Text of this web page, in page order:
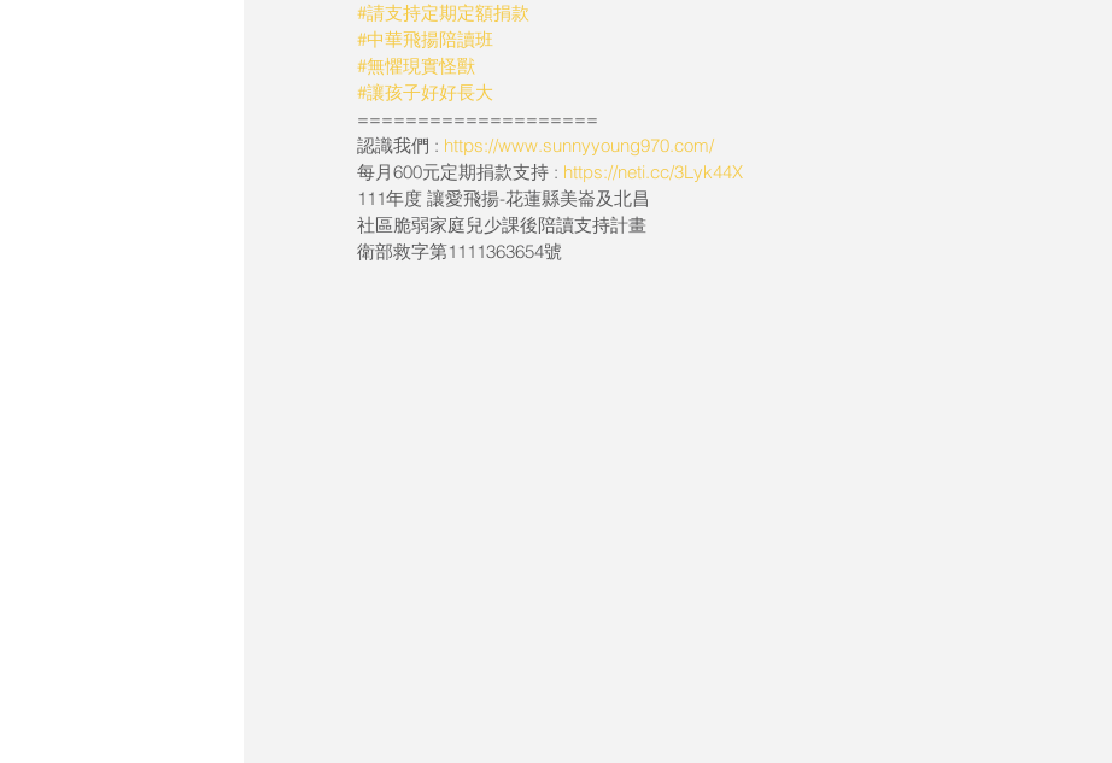
#請支持定期定額捐款
#中華飛揚陪讀班
#無懼現實怪獸
#讓孩子好好長大
====================
認識我們 : https://www.sunnyyoung970.com/
每月600元定期捐款支持 : https://neti.cc/3Lyk44X
111年度 讓愛飛揚-花蓮縣美崙及北昌
社區脆弱家庭兒少課後陪讀支持計畫
衛部救字第1111363654號